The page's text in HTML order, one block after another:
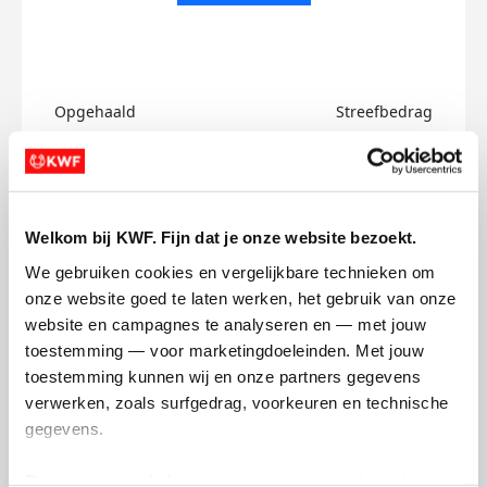
Welkom bij KWF. Fijn dat je onze website bezoekt.
We gebruiken cookies en vergelijkbare technieken om
onze website goed te laten werken, het gebruik van onze
website en campagnes te analyseren en — met jouw
toestemming — voor marketingdoeleinden. Met jouw
toestemming kunnen wij en onze partners gegevens
verwerken, zoals surfgedrag, voorkeuren en technische
gegevens.
Opgehaald Streefbedrag
Lissey's badges